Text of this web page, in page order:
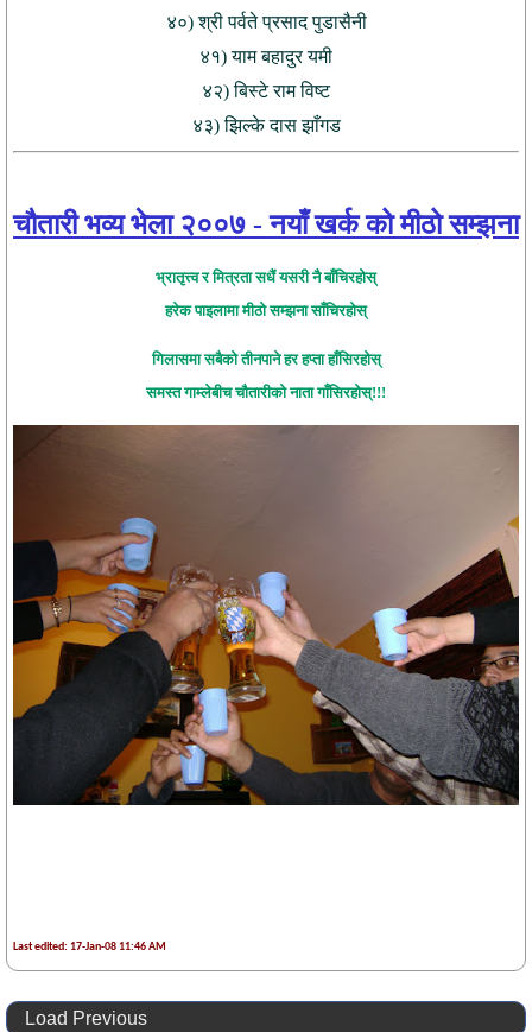
४०) श्री पर्वते प्रसाद पुडासैनी
४१) याम बहादुर यमी
४२) बिस्टे राम विष्ट
४३) झिल्के दास झाँगड
चौतारी भव्य भेला २००७ - नयाँ खर्क को मीठो सम्झना
भ्रातृत्त्व र मित्रता सधैं यसरी नै बाँचिरहोस्
हरेक पाइलामा मीठो सम्झना साँचिरहोस्
गिलासमा सबैको तीनपाने हर हप्ता हाँसिरहोस्
समस्त गाम्लेबीच चौतारीको नाता गाँसिरहोस्!!!
Last edited: 17-Jan-08 11:46 AM
Load Previous